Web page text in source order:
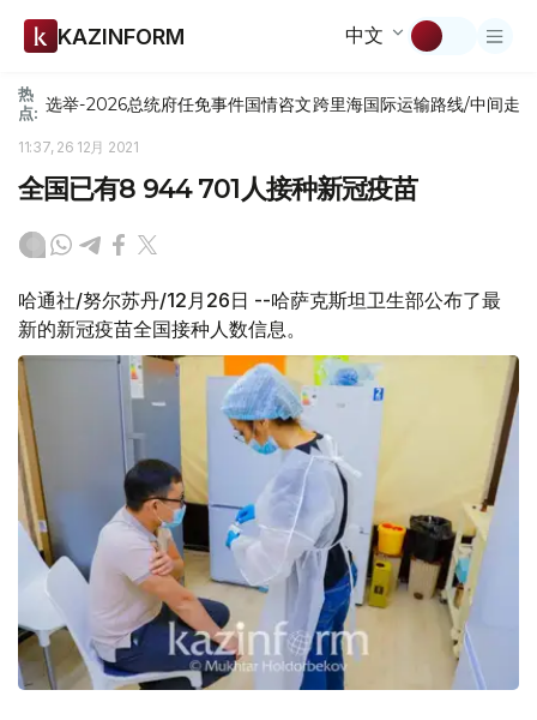
KAZINFORM 中文
热
点: 选举-2026总统府任免事件国情咨文跨里海国际运输路线/中间走廊
11:37, 26 12月 2021
全国已有8 944 701人接种新冠疫苗
哈通社/努尔苏丹/12月26日 --哈萨克斯坦卫生部公布了最
新的新冠疫苗全国接种人数信息。